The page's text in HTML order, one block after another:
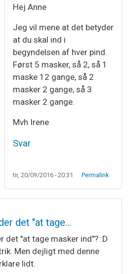
til ærmegabafAnne
Hej Anne
Jeg vil mene at det betyder
at du skal ind i
begyndelsen af hver pind.
Først 5 masker, så 2, så 1
maske 12 gange, så 2
masker 2 gange, så 3
masker 2 gange.
Mvh Irene
Svar
tir, 20/09/2016 - 20:31 Permalink
det "at tage…
det "at tage masker ind"? :D
Men dejligt med denne
lidt.